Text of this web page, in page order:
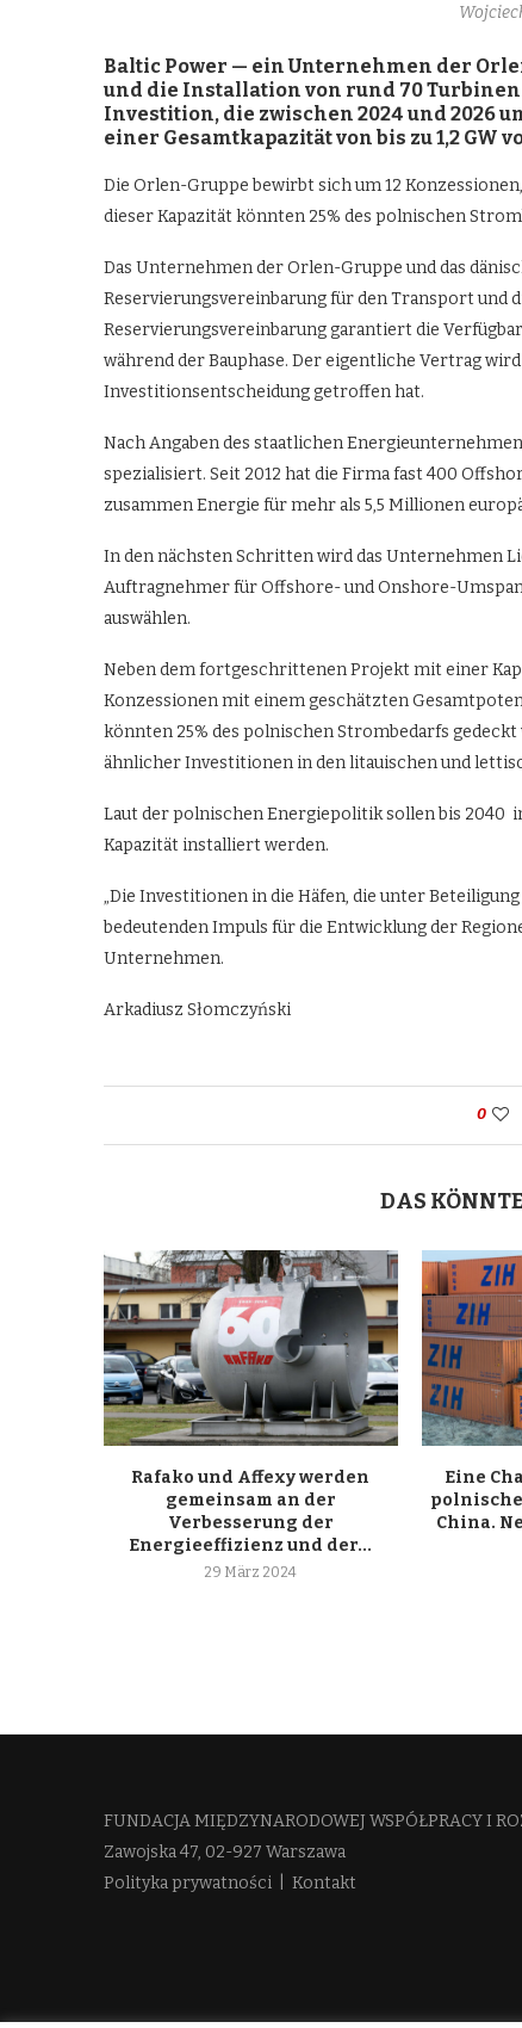
Baltic Power — ein Unternehmen der
und die Installation von rund 70
Investition, die zwischen 2024 und 2026
einer Gesamtkapazität von bis zu 1,2 GW
Die Orlen-Gruppe bewirbt sich um 12
dieser Kapazität könnten 25% des polnischen
Das Unternehmen der Orlen-Gruppe und das
Reservierungsvereinbarung für den Transport und
Reservierungsvereinbarung garantiert die
während der Bauphase. Der eigentliche Vertrag
Investitionsentscheidung getroffen hat.
Nach Angaben des staatlichen
spezialisiert. Seit 2012 hat die Firma fast 400
zusammen Energie für mehr als 5,5 Millionen
In den nächsten Schritten wird das Unternehmen
Auftragnehmer für Offshore- und Onshore-
auswählen.
Neben dem fortgeschrittenen Projekt mit einer
Konzessionen mit einem geschätzten
könnten 25% des polnischen Strombedarfs
ähnlicher Investitionen in den litauischen und
Laut der polnischen Energiepolitik sollen bis 2040
Kapazität installiert werden.
„Die Investitionen in die Häfen, die unter
bedeutenden Impuls für die Entwicklung der
Unternehmen.
Arkadiusz Słomczyński
0
DAS
Rafako und Affexy werden
gemeinsam an der
Verbesserung der
Energieeffizienz und der...
29 März 2024
Eine
China.
FUNDACJA MIĘDZYNARODOWEJ WSPÓŁPRACY I
Zawojska 47, 02-927 Warszawa
Polityka prywatności
Kontakt